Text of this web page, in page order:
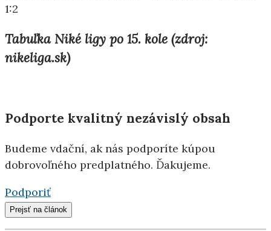
1:2
Tabuľka Niké ligy po 15. kole (zdroj:
nikeliga.sk)
Podporte kvalitný nezávislý obsah
Budeme vdační, ak nás podporíte kúpou
dobrovoľného predplatného. Ďakujeme.
Podporiť
Prejsť na článok